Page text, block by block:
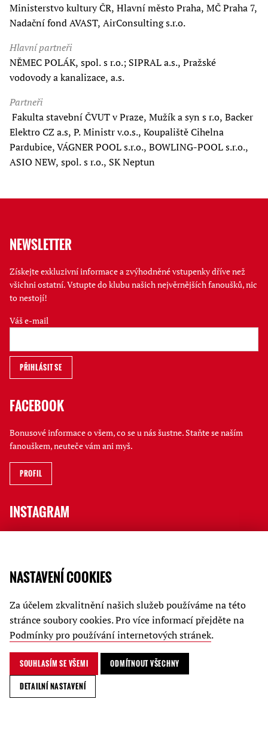
Ministerstvo kultury ČR, Hlavní město Praha, MČ Praha 7,
Nadační fond AVAST, AirConsulting s.r.o.
Hlavní partneři
NĚMEC POLÁK, spol. s r.o.; SIPRAL a.s., Pražské
vodovody a kanalizace, a.s.
Partneři
Fakulta stavební ČVUT v Praze, Mužík a syn s r.o, Backer
Elektro CZ a.s, P. Ministr v.o.s., Koupaliště Cihelna
Pardubice, VÁGNER POOL s.r.o., BOWLING-POOL s.r.o.,
ASIO NEW, spol. s r.o., SK Neptun
NEWSLETTER
Získejte exkluzivní informace a zvýhodněné vstupenky dříve než
všichni ostatní. Vstupte do klubu našich nejvěrnějších fanoušků, nic
to nestojí!
Váš e-mail
FACEBOOK
Bonusové informace o všem, co se u nás šustne. Staňte se naším
fanouškem, neuteče vám ani myš.
PROFIL
INSTAGRAM
PROFIL
JATKA78
Kariéra
Podmínky ochrany soukromí
© Jatka78 / 2024
NASTAVENÍ COOKIES
Za účelem zkvalitnění našich služeb používáme na této
stránce soubory cookies. Pro více informací přejděte na
Podmínky pro používání internetových stránek.
SOUHLASÍM SE VŠEMI
ODMÍTNOUT VŠECHNY
DETAILNÍ NASTAVENÍ